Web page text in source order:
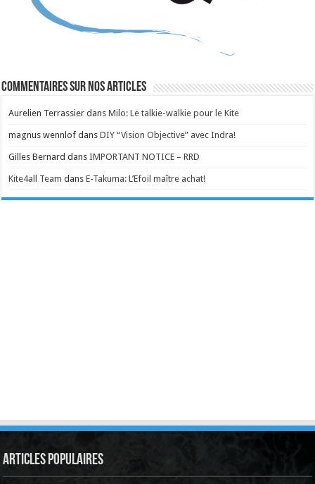
Commentaires sur nos articles
Aurelien Terrassier dansMilo: Le talkie-walkie pour le Kite
magnus wennlof dansDIY “Vision Objective” avec Indra!
Gilles Bernard dansIMPORTANT NOTICE – RRD
Kite4all Team dansE-Takuma: L’Efoil maître achat!
Articles Populaires